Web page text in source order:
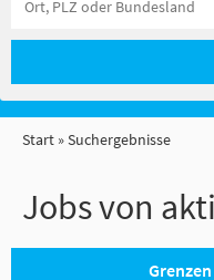
Start Suchergebnisse
Jobs von